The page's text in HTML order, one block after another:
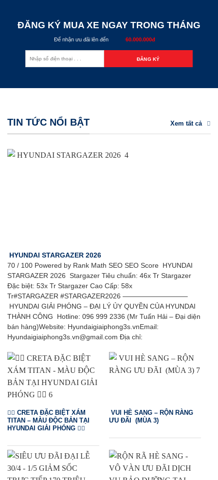
ĐĂNG KÝ MUA XE NGAY TRONG THÁNG
Để nhận ưu đãi lên đến 60.000.000đ
TIN TỨC NỔI BẬT Xem tất cả
HYUNDAI STARGAZER 2026
70 / 100 Powered by Rank Math SEO SEO Score HYUNDAI
STARGAZER 2026 Stargazer Tiêu chuẩn: 46x Tr Stargazer
Đặc biệt: 53x Tr Stargazer Cao Cấp: 58x
Tr#STARGAZER #STARGAZER2026 —————————–
HYUNDAI GIẢI PHÓNG – ĐẠI LÝ ỦY QUYỀN CỦA HYUNDAI
THÀNH CÔNG Hotline: 096 999 2336 (Mr Tuấn Hải – Đại diện
bán hàng)Website: Hyundaigiaiphong3s.vnEmail:
Hyundaigiaiphong3s.vn@gmail.com Địa chỉ:
❤️‍🔥 CRETA ĐẶC BIỆT XÁM
TITAN – MÀU ĐỘC BẢN TẠI
HYUNDAI GIẢI PHÓNG ❤️‍🔥
VUI HÈ SANG – RỘN RÀNG
ƯU ĐÃI (MÙA 3)